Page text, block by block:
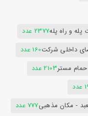
پله و راه پله2377 عدد
داخلی شرکت160 عدد
حمام مستر2103 عدد
- مکان مذهبی777 عدد